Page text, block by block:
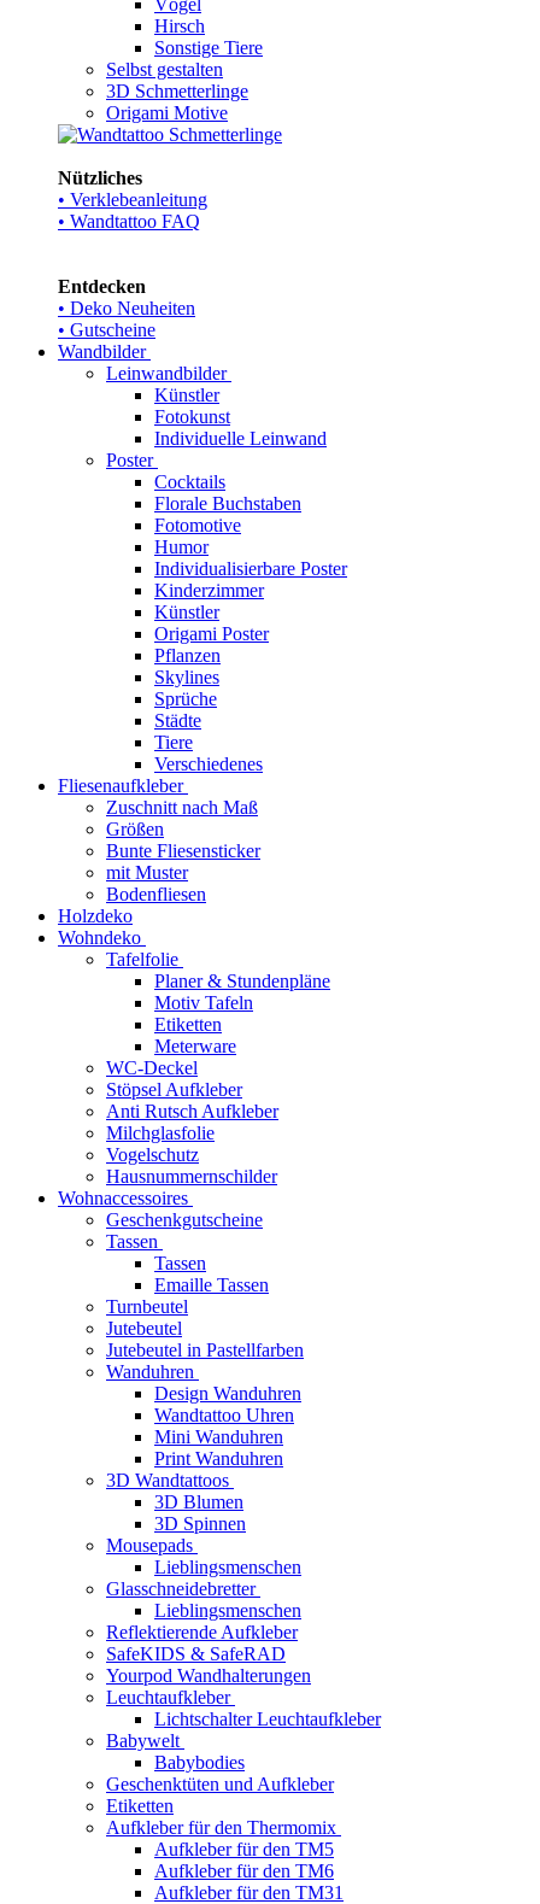
Vögel
Hirsch
Sonstige Tiere
Selbst gestalten
3D Schmetterlinge
Origami Motive
Nützliches
• Verklebeanleitung
• Wandtattoo FAQ
Entdecken
• Deko Neuheiten
• Gutscheine
Wandbilder
Leinwandbilder
Künstler
Fotokunst
Individuelle Leinwand
Poster
Cocktails
Florale Buchstaben
Fotomotive
Humor
Individualisierbare Poster
Kinderzimmer
Künstler
Origami Poster
Pflanzen
Skylines
Sprüche
Städte
Tiere
Verschiedenes
Fliesenaufkleber
Zuschnitt nach Maß
Größen
Bunte Fliesensticker
mit Muster
Bodenfliesen
Holzdeko
Wohndeko
Tafelfolie
Planer & Stundenpläne
Motiv Tafeln
Etiketten
Meterware
WC-Deckel
Stöpsel Aufkleber
Anti Rutsch Aufkleber
Milchglasfolie
Vogelschutz
Hausnummernschilder
Wohnaccessoires
Geschenkgutscheine
Tassen
Tassen
Emaille Tassen
Turnbeutel
Jutebeutel
Jutebeutel in Pastellfarben
Wanduhren
Design Wanduhren
Wandtattoo Uhren
Mini Wanduhren
Print Wanduhren
3D Wandtattoos
3D Blumen
3D Spinnen
Mousepads
Lieblingsmenschen
Glasschneidebretter
Lieblingsmenschen
Reflektierende Aufkleber
SafeKIDS & SafeRAD
Yourpod Wandhalterungen
Leuchtaufkleber
Lichtschalter Leuchtaufkleber
Babywelt
Babybodies
Geschenktüten und Aufkleber
Etiketten
Aufkleber für den Thermomix
Aufkleber für den TM5
Aufkleber für den TM6
Aufkleber für den TM31